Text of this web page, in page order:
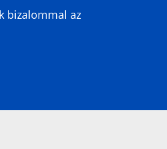
bizalommal az